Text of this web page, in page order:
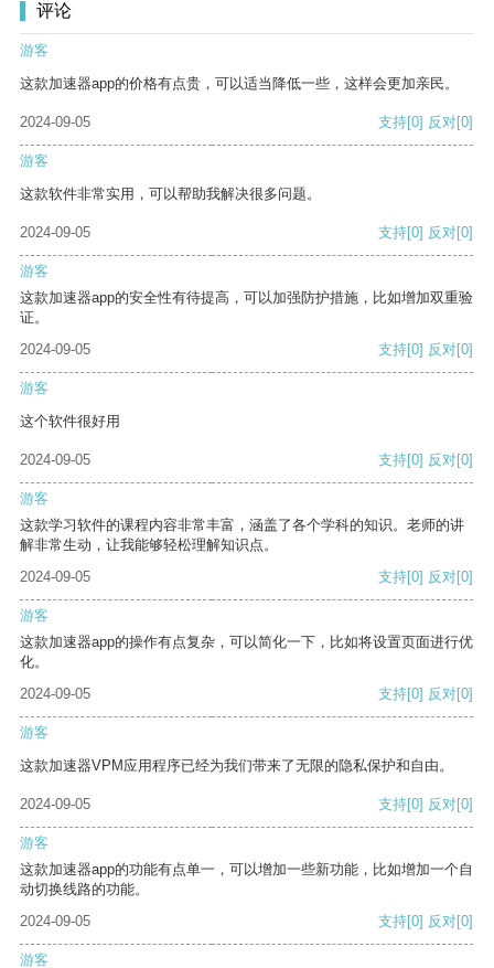
评论
游客
这款加速器app的价格有点贵，可以适当降低一些，这样会更加亲民。
2024-09-05 支持[0] 反对[0]
游客
这款软件非常实用，可以帮助我解决很多问题。
2024-09-05 支持[0] 反对[0]
游客
这款加速器app的安全性有待提高，可以加强防护措施，比如增加双重验
证。
2024-09-05
支持[0] 反对[0]
游客
这个软件很好用
2024-09-05 支持[0] 反对[0]
游客
这款学习软件的课程内容非常丰富，涵盖了各个学科的知识。老师的讲
解非常生动，让我能够轻松理解知识点。
2024-09-05
支持[0] 反对[0]
游客
这款加速器app的操作有点复杂，可以简化一下，比如将设置页面进行优
化。
2024-09-05
支持[0] 反对[0]
游客
这款加速器VPM应用程序已经为我们带来了无限的隐私保护和自由。
2024-09-05 支持[0] 反对[0]
游客
这款加速器app的功能有点单一，可以增加一些新功能，比如增加一个自
动切换线路的功能。
2024-09-05
支持[0] 反对[0]
游客